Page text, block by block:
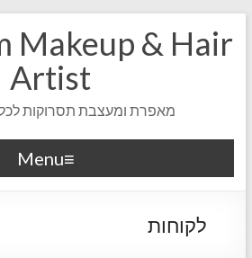
Makeup & Hair
Artist
מאפרת ומעצבת תסרוקות
Menu
לקוחות